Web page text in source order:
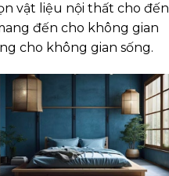
vật liệu nội thất cho đến
đến cho không gian
cho không gian sống.